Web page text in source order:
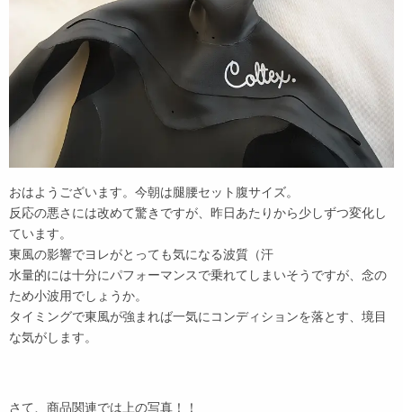
おはようございます。今朝は腿腰セット腹サイズ。
反応の悪さには改めて驚きですが、昨日あたりから少しずつ変化し
ています。
東風の影響でヨレがとっても気になる波質（汗
水量的には十分にパフォーマンスで乗れてしまいそうですが、念の
ため小波用でしょうか。
タイミングで東風が強まれば一気にコンディションを落とす、境目
な気がします。
さて、商品関連では上の写真！！